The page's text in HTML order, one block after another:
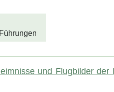
Führungen
und Flugbilder der